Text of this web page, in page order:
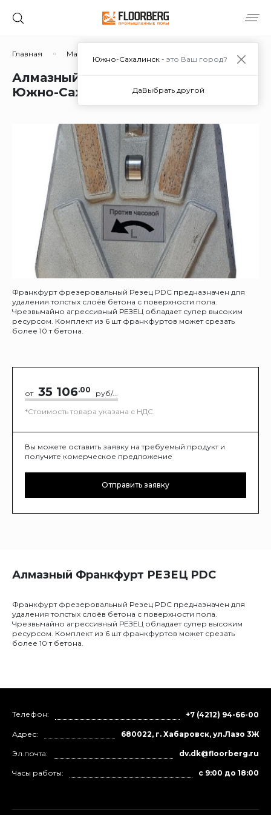
Главная Материалы Дополнительные материалы
Алмазный Франкфурт РЕЗЕЦ PDC в
Южно-Сахалинске
Франкфурт фрезеровальный Резец PDC предназначен для
удаления толстых слоёв бетона с поверхности пола.
Чрезвычайно агрессивный РЕЗЕЦ обладает супер высоким
ресурсом. Комплект из 6 шт франкфуртов может срезать
более 10 т бетона.
от 35 106.00
руб/...
*Стоимость товара указана с НДС.
Вы можете оставить заявку на требуемый продукт и
получите комерческое предложение
Отправить заявку
Алмазный Франкфурт РЕЗЕЦ PDC
Франкфурт фрезеровальный Резец PDC предназначен для
удаления толстых слоёв бетона с поверхности пола.
Чрезвычайно агрессивный РЕЗЕЦ обладает супер высоким
ресурсом. Комплект из 6 шт франкфуртов может срезать
более 10 т бетона.
Телефон: +7 (4212) 94-66-00
Адрес: 680022, г. Хабаровск, ул.Лазо 3Ж
Эл.почта: dv.dk@floorberg.ru
Часы работы: с 9:00 до 18:00
Южно-Сахалинск - это Ваш город?
ДаВыбрать другой